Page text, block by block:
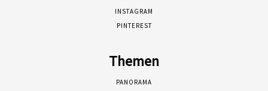
INSTAGRAM
PINTEREST
Themen
PANORAMA